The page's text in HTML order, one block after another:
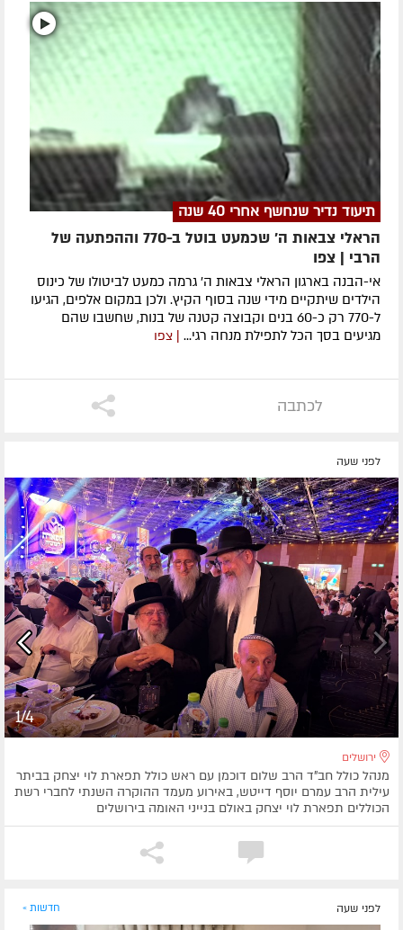
תיעוד נדיר שנחשף אחרי 40 שנה
הראלי צבאות ה' שכמעט בוטל ב-770 וההפתעה של
הרבי | צפו
אי-הבנה בארגון הראלי צבאות ה' גרמה כמעט לביטולו של כינוס
הילדים שיתקיים מידי שנה בסוף הקיץ. ולכן במקום אלפים, הגיעו
ל-770 רק כ-60 בנים וקבוצה קטנה של בנות, שחשבו שהם
מגיעים בסך הכל לתפילת מנחה רגי... | צפו
לכתבה
לפני שעה
1/4
ירושלים
מנהל כולל חב"ד הרב שלום דוכמן עם ראש כולל תפארת לוי יצחק בביתר
עילית הרב עמרם יוסף דייטש, באירוע מעמד ההוקרה השנתי לחברי רשת
הכוללים תפארת לוי יצחק באולם בנייני האומה בירושלים
לפני שעה חדשות »